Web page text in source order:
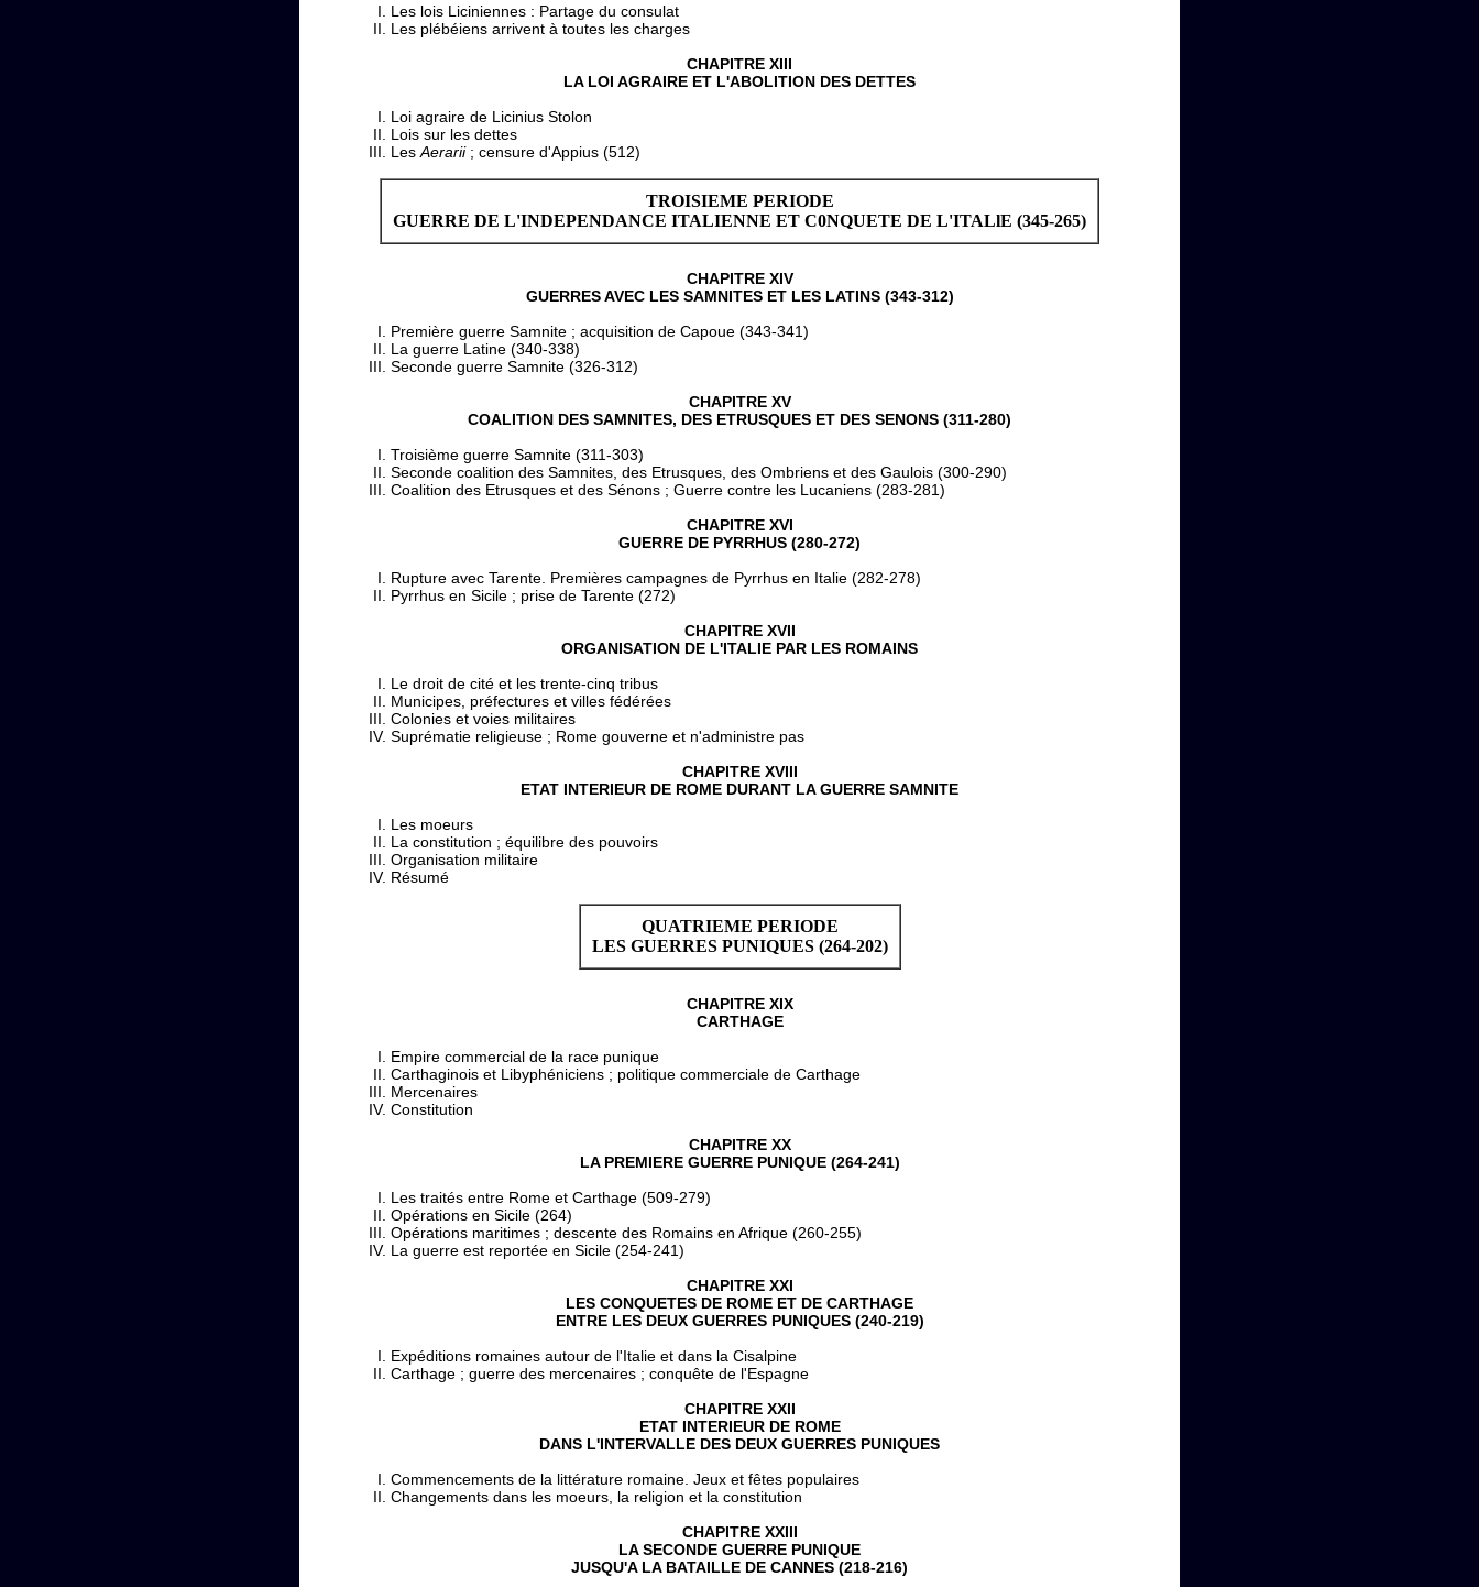
Les lois Liciniennes : Partage du consulat
Les plébéiens arrivent à toutes les charges
CHAPITRE XIII
LA LOI AGRAIRE ET L'ABOLITION DES DETTES
Loi agraire de Licinius Stolon
Lois sur les dettes
Les Aerarii; censure d'Appius (512)
TROISIEME PERIODE
GUERRE DE L'INDEPENDANCE ITALIENNE ET C0NQUETE DE L'ITALlE (345-265)
CHAPITRE XIV
GUERRES AVEC LES SAMNITES ET LES LATINS (343-312)
Première guerre Samnite ; acquisition de Capoue (343-341)
La guerre Latine (340-338)
Seconde guerre Samnite (326-312)
CHAPITRE XV
COALITION DES SAMNITES, DES ETRUSQUES ET DES SENONS (311-280)
Troisième guerre Samnite (311-303)
Seconde coalition des Samnites, des Etrusques, des Ombriens et des Gaulois (300-290)
Coalition des Etrusques et des Sénons ; Guerre contre les Lucaniens (283-281)
CHAPITRE XVI
GUERRE DE PYRRHUS (280-272)
Rupture avec Tarente. Premières campagnes de Pyrrhus en Italie (282-278)
Pyrrhus en Sicile ; prise de Tarente (272)
CHAPITRE XVII
ORGANISATION DE L'ITALIE PAR LES ROMAINS
Le droit de cité et les trente-cinq tribus
Municipes, préfectures et villes fédérées
Colonies et voies militaires
Suprématie religieuse ; Rome gouverne et n'administre pas
CHAPITRE XVIII
ETAT INTERIEUR DE ROME DURANT LA GUERRE SAMNITE
Les moeurs
La constitution ; équilibre des pouvoirs
Organisation militaire
Résumé
QUATRIEME PERIODE
LES GUERRES PUNIQUES (264-202)
CHAPITRE XIX
CARTHAGE
Empire commercial de la race punique
Carthaginois et Libyphéniciens ; politique commerciale de Carthage
Mercenaires
Constitution
CHAPITRE XX
LA PREMIERE GUERRE PUNIQUE (264-241)
Les traités entre Rome et Carthage (509-279)
Opérations en Sicile (264)
Opérations maritimes ; descente des Romains en Afrique (260-255)
La guerre est reportée en Sicile (254-241)
CHAPITRE XXI
LES CONQUETES DE ROME ET DE CARTHAGE
ENTRE LES DEUX GUERRES PUNIQUES (240-219)
Expéditions romaines autour de l'Italie et dans la Cisalpine
Carthage ; guerre des mercenaires ; conquête de l'Espagne
CHAPITRE XXII
ETAT INTERIEUR DE ROME
DANS L'INTERVALLE DES DEUX GUERRES PUNIQUES
Commencements de la littérature romaine. Jeux et fêtes populaires
Changements dans les moeurs, la religion et la constitution
CHAPITRE XXIII
LA SECONDE GUERRE PUNIQUE
JUSQU'A LA BATAILLE DE CANNES (218-216)